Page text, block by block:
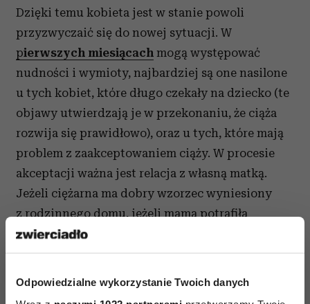
Odpowiedzialne wykorzystanie Twoich danych
Dzięki temu kobieta jest w stanie powoli
przyzwyczaić się do nowej sytuacji. W
pierwszych miesiącach mogą występować
nudności i wymioty, najbardziej są one nasilone
u tych kobiet, które długo czekały na dziecko (te
objawy utwierdzają je w przekonaniu, że ciąża
rozwija się prawidłowo), oraz u tych, które mają
problem z zaakceptowaniem ciąży. W procesie
akceptacji ważna jest relacja z własną matką.
Jeżeli ciężarna ma dobry wzorzec wyniesiony
z rodzinnego domu, jeżeli mama potrafiła
pocieszyć, przytulić, rozumiała jej małe wielkie
dziecięce sprawy, towarzyszyła i wprowadzała